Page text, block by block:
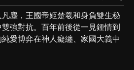
塵，王國帝姬楚羲和身負雙生秘
強對抗。百年前後從一見鍾情到
愛博弈在神人癡纏、家國大義中